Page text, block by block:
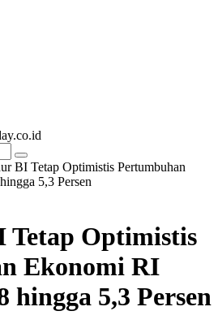
BI Tetap Optimistis Pertumbuhan
5,3 Persen
Tetap Optimistis
Ekonomi RI
hingga 5,3 Persen